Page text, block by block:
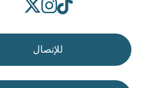
للإتصال